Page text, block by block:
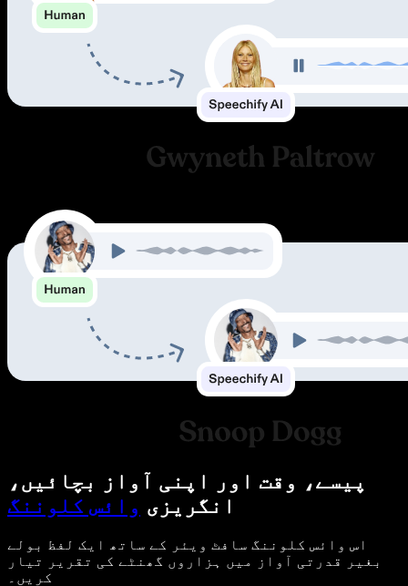
پیسے، وقت اور اپنی آواز بچائیں،
انگریزی وائس کلوننگ
اس وائس کلوننگ سافٹ ویئر کے ساتھ ایک لفظ بولے
بغیر قدرتی آواز میں ہزاروں گھنٹے کی تقریر تیار
کریں۔